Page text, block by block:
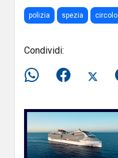
polizia spezia circolo
Condividi: